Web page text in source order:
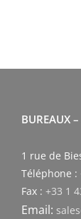
BUREAUX –
1 rue de
Téléphone :
Fax : +33 1
Email: